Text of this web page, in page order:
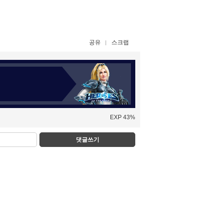
공유 스크랩
EXP 43%
댓글쓰기